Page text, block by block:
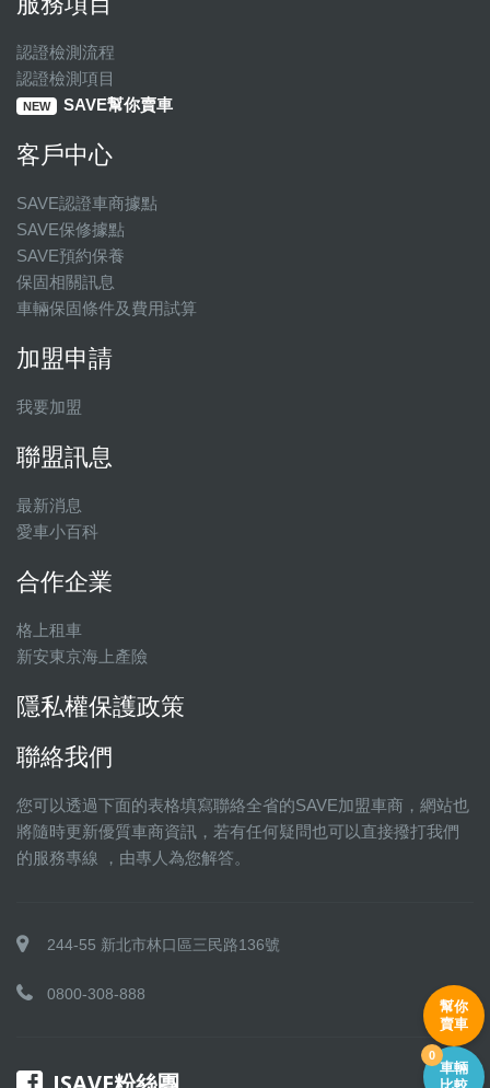
認證檢測流程
認證檢測項目
NEW SAVE幫你賣車
客戶中心
SAVE認證車商據點
SAVE保修據點
SAVE預約保養
保固相關訊息
車輛保固條件及費用試算
加盟申請
我要加盟
聯盟訊息
最新消息
愛車小百科
合作企業
格上租車
新安東京海上產險
隱私權保護政策
聯絡我們
您可以透過下面的表格填寫聯絡全省的SAVE加盟車商，網站也
將隨時更新優質車商資訊，若有任何疑問也可以直接撥打我們
的服務專線 ，由專人為您解答。
244-55 新北市林口區三民路136號
0800-308-888
幫你
賣車
車輛
0